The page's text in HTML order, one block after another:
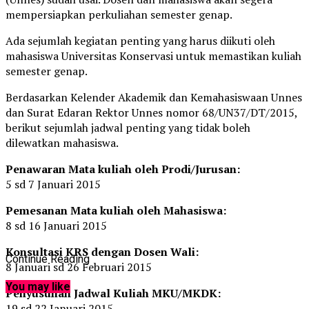
mempersiapkan perkuliahan semester genap.
Ada sejumlah kegiatan penting yang harus diikuti oleh
mahasiswa Universitas Konservasi untuk memastikan kuliah
semester genap.
Berdasarkan Kelender Akademik dan Kemahasiswaan Unnes
dan Surat Edaran Rektor Unnes nomor 68/UN37/DT/2015,
berikut sejumlah jadwal penting yang tidak boleh
dilewatkan mahasiswa.
Penawaran Mata kuliah oleh Prodi/Jurusan:
5 sd 7 Januari 2015
Pemesanan Mata kuliah oleh Mahasiswa:
8 sd 16 Januari 2015
Konsultasi KRS dengan Dosen Wali:
8 Januari sd 26 Februari 2015
Penyusunan Jadwal Kuliah MKU/MKDK:
Continue Reading
You may like